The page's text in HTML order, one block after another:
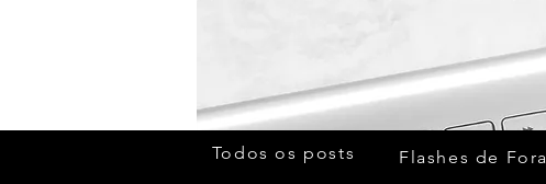
Todos os posts Flashes de Fora